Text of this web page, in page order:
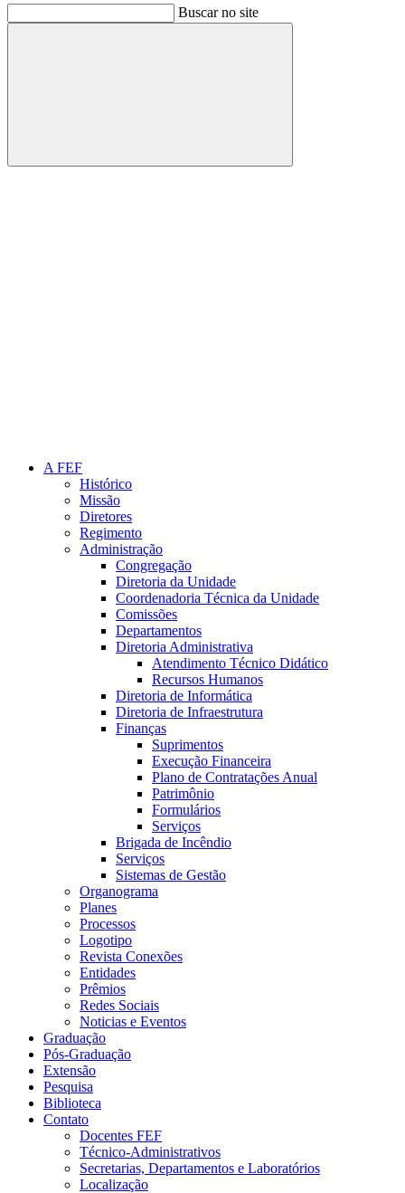
Buscar no site
Buscar
A FEF
Histórico
Missão
Diretores
Regimento
Administração
Congregação
Diretoria da Unidade
Coordenadoria Técnica da Unidade
Comissões
Departamentos
Diretoria Administrativa
Atendimento Técnico Didático
Recursos Humanos
Diretoria de Informática
Diretoria de Infraestrutura
Finanças
Suprimentos
Execução Financeira
Plano de Contratações Anual
Patrimônio
Formulários
Serviços
Brigada de Incêndio
Serviços
Sistemas de Gestão
Organograma
Planes
Processos
Logotipo
Revista Conexões
Entidades
Prêmios
Redes Sociais
Noticias e Eventos
Graduação
Pós-Graduação
Extensão
Pesquisa
Biblioteca
Contato
Docentes FEF
Técnico-Administrativos
Secretarias, Departamentos e Laboratórios
Localização